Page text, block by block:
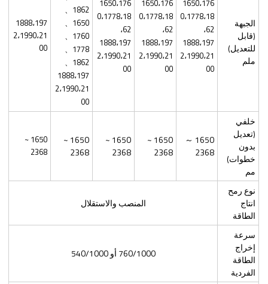
الجبهة
(قابل
للتعديل)
ملم
1650،176
0،1778،18
62،
1888،197
2،1990،21
00
1650،176
0،1778،18
62،
1888،197
2،1990،21
00
1650،176
0،1778،18
62،
1888،197
2،1990،21
00
1862、
1650、
1760、
1778、
1862、
1888،197
2،1990،21
00
1888،197
2،1990،21
00
خلفي
(تعديل
بدون
خطوات)
مم
1650 ～
2368
1650 ~
2368
1650 ~
2368
1650 ~
2368
1650 ~
2368
نوع رمح
انتاج
الطاقة
المنصب والاستقلال
سرعة
إخراج
الطاقة
الفردية
760/1000 أو 540/1000